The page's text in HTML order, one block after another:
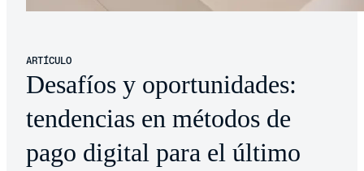
ARTÍCULO
Desafíos y oportunidades:
tendencias en métodos de
pago digital para el último